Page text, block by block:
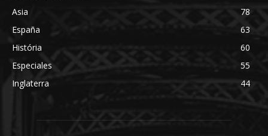
Asia
78
España
63
História
60
Especiales
55
Inglaterra
44